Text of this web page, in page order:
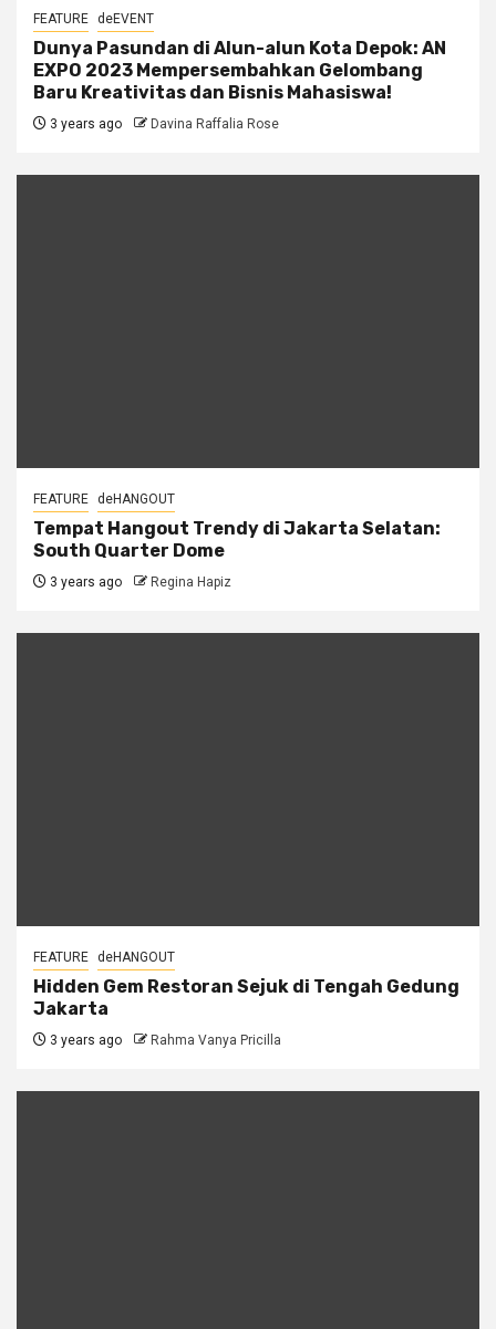
FEATURE deEVENT
Dunya Pasundan di Alun-alun Kota Depok: AN
EXPO 2023 Mempersembahkan Gelombang
Baru Kreativitas dan Bisnis Mahasiswa!
3 years ago Davina Raffalia Rose
FEATURE deHANGOUT
Tempat Hangout Trendy di Jakarta Selatan:
South Quarter Dome
3 years ago Regina Hapiz
FEATURE deHANGOUT
Hidden Gem Restoran Sejuk di Tengah Gedung
Jakarta
3 years ago Rahma Vanya Pricilla